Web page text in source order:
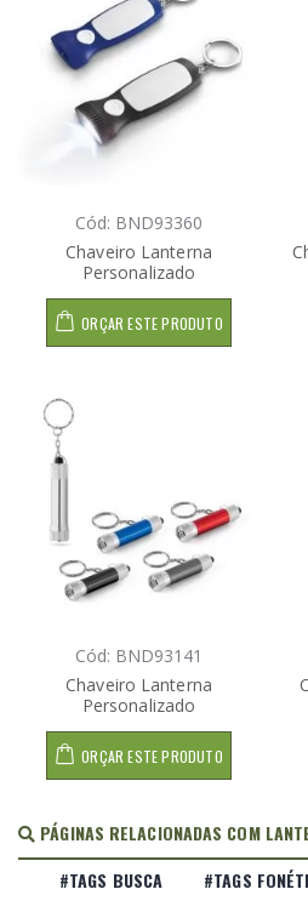
Cód: BND93360
Chaveiro Lanterna
Personalizado
ORÇAR ESTE PRODUTO
Cód: BND93141
Chaveiro Lanterna
Personalizado
ORÇAR ESTE PRODUTO
PÁGINAS RELACIONADAS COM
#TAGS BUSCA
#TAGS